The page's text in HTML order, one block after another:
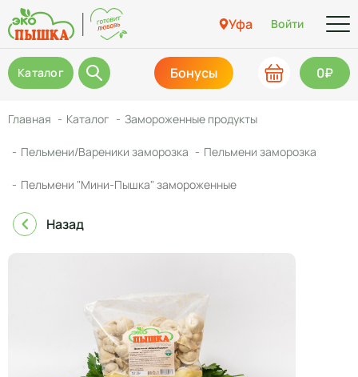
Уфа Войти
Каталог Бонусы 0₽
Главная Каталог Замороженные продукты
Пельмени/Вареники заморозка Пельмени заморозка
Пельмени "Мини-Пышка" замороженные
Назад